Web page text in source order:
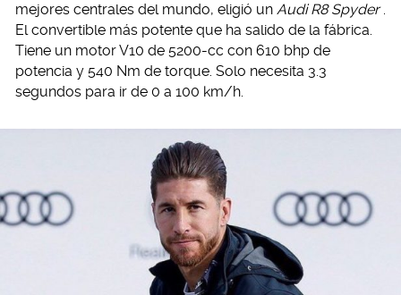
mejores centrales del mundo, eligió un Audi R8 Spyder .
El convertible más potente que ha salido de la fábrica.
Tiene un motor V10 de 5200-cc con 610 bhp de
potencia y 540 Nm de torque. Solo necesita 3.3
segundos para ir de 0 a 100 km/h.